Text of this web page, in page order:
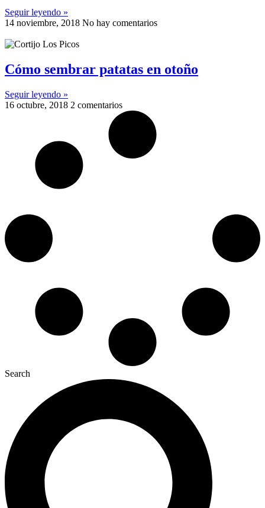
Seguir leyendo »
14 noviembre, 2018 No hay comentarios
Cómo sembrar patatas en otoño
Seguir leyendo »
16 octubre, 2018 2 comentarios
Search